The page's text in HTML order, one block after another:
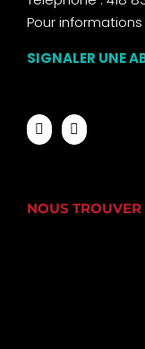
Pour informations
SIGNALER UNE
NOUS TROUVER